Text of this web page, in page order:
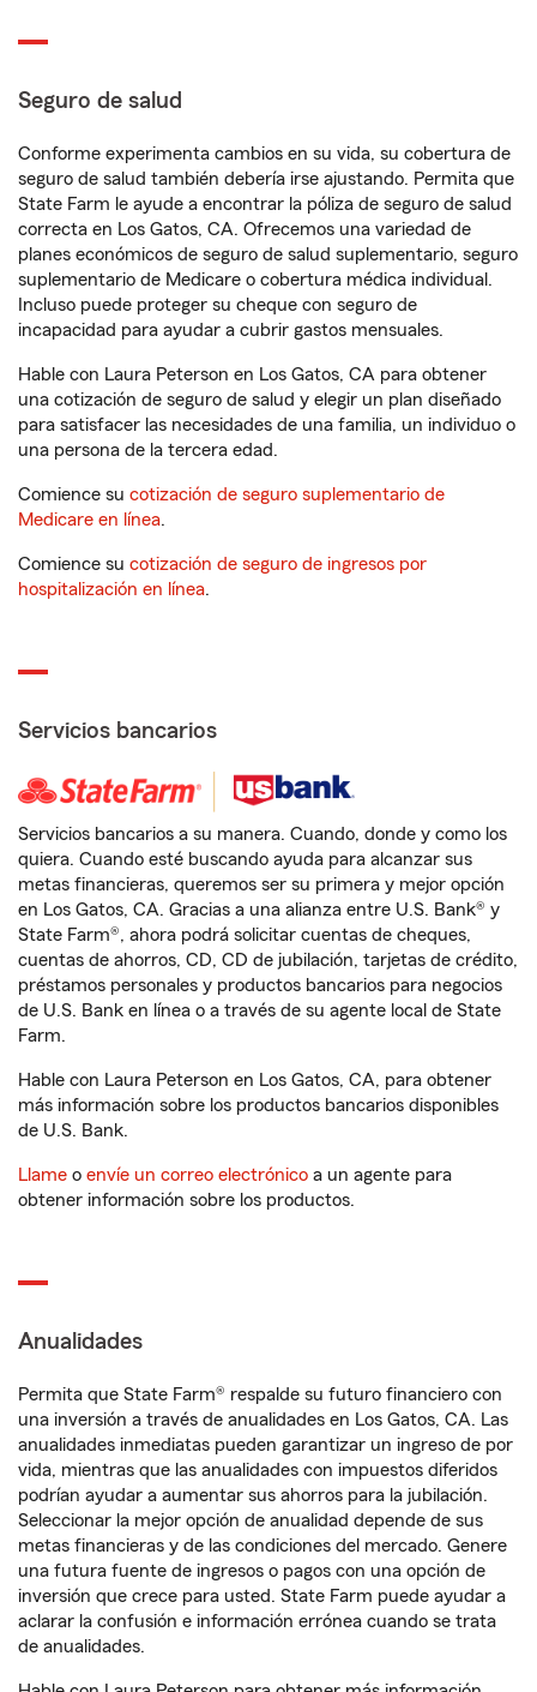
Seguro de salud
Conforme experimenta cambios en su vida, su cobertura de
seguro de salud también debería irse ajustando. Permita que
State Farm le ayude a encontrar la póliza de seguro de salud
correcta en Los Gatos, CA. Ofrecemos una variedad de
planes económicos de seguro de salud suplementario, seguro
suplementario de Medicare o cobertura médica individual.
Incluso puede proteger su cheque con seguro de
incapacidad para ayudar a cubrir gastos mensuales.
Hable con Laura Peterson en Los Gatos, CA para obtener
una cotización de seguro de salud y elegir un plan diseñado
para satisfacer las necesidades de una familia, un individuo o
una persona de la tercera edad.
Comience su cotización de seguro suplementario de
Medicare en línea.
Comience su cotización de seguro de ingresos por
hospitalización en línea.
Servicios bancarios
Servicios bancarios a su manera. Cuando, donde y como los
quiera. Cuando esté buscando ayuda para alcanzar sus
metas financieras, queremos ser su primera y mejor opción
en Los Gatos, CA. Gracias a una alianza entre U.S. Bank® y
State Farm®, ahora podrá solicitar cuentas de cheques,
cuentas de ahorros, CD, CD de jubilación, tarjetas de crédito,
préstamos personales y productos bancarios para negocios
de U.S. Bank en línea o a través de su agente local de State
Farm.
Hable con Laura Peterson en Los Gatos, CA, para obtener
más información sobre los productos bancarios disponibles
de U.S. Bank.
Llame o envíe un correo electrónico a un agente para
obtener información sobre los productos.
Anualidades
Permita que State Farm® respalde su futuro financiero con
una inversión a través de anualidades en Los Gatos, CA. Las
anualidades inmediatas pueden garantizar un ingreso de por
vida, mientras que las anualidades con impuestos diferidos
podrían ayudar a aumentar sus ahorros para la jubilación.
Seleccionar la mejor opción de anualidad depende de sus
metas financieras y de las condiciones del mercado. Genere
una futura fuente de ingresos o pagos con una opción de
inversión que crece para usted. State Farm puede ayudar a
aclarar la confusión e información errónea cuando se trata
de anualidades.